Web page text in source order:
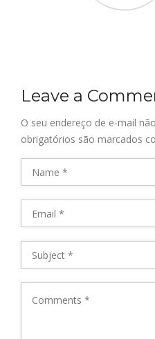
Leave a
O seu endereço de e-mail
obrigatórios são marcados